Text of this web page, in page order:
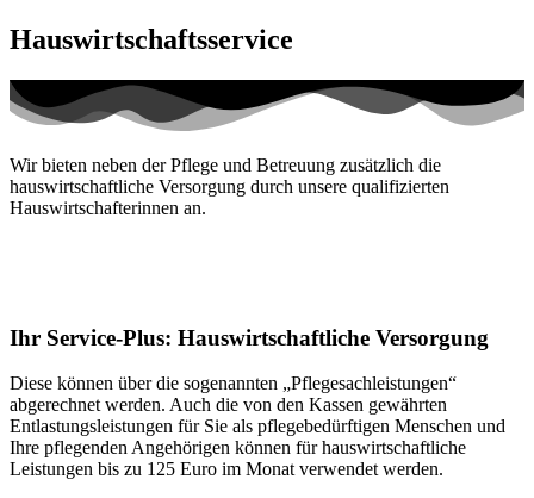
Hauswirtschaftsservice
Wir bieten neben der Pflege und Betreuung zusätzlich die
hauswirtschaftliche Versorgung durch unsere qualifizierten
Hauswirtschafterinnen an.
Ihr Service-Plus: Hauswirtschaftliche Versorgung
Diese können über die sogenannten „Pflegesachleistungen“
abgerechnet werden. Auch die von den Kassen gewährten
Entlastungsleistungen für Sie als pflegebedürftigen Menschen und
Ihre pflegenden Angehörigen können für hauswirtschaftliche
Leistungen bis zu 125 Euro im Monat verwendet werden.